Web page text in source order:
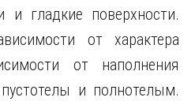
гладкие поверхности.
от характера
от наполнения
и полнотелым.